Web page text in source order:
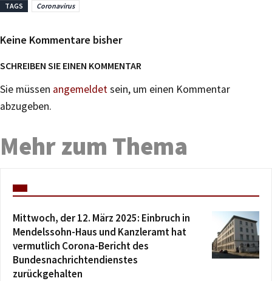
TAGS Coronavirus
Keine Kommentare bisher
SCHREIBEN SIE EINEN KOMMENTAR
Sie müssen angemeldetsein, um einen Kommentar
abzugeben.
Mehr zum Thema
Mittwoch, der 12. März 2025: Einbruch in
Mendelssohn-Haus und Kanzleramt hat
vermutlich Corona-Bericht des
Bundesnachrichtendienstes
zurückgehalten